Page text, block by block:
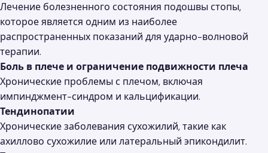
Лечение болезненного состояния подошвы стопы,
которое является одним из наиболее
распространенных показаний для ударно-волновой
терапии.
Боль в плече и ограничение подвижности плеча
Хронические проблемы с плечом, включая
импинджмент-синдром и кальцификации.
Тендинопатии
Хронические заболевания сухожилий, такие как
ахиллово сухожилие или латеральный эпикондилит.